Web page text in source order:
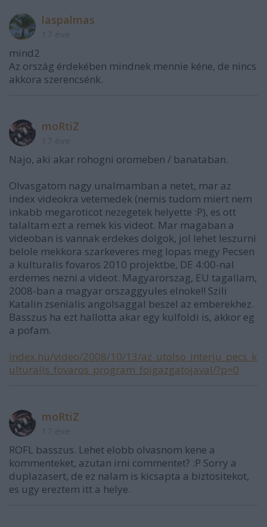
laspalmas
mind2
Az ország érdekében mindnek mennie kéne, de nincs
akkora szerencsénk.
moRtiZ
Najo, aki akar rohogni oromeben / banataban.
Olvasgatom nagy unalmamban a netet, mar az
index videokra vetemedek (nemis tudom miert nem
inkabb megaroticot nezegetek helyette :P), es ott
talaltam ezt a remek kis videot. Mar magaban a
videoban is vannak erdekes dolgok, jol lehet leszurni
belole mekkora szarkeveres meg lopas megy Pecsen
a kulturalis fovaros 2010 projektbe, DE 4:00-nal
erdemes nezni a videot. Magyarorszag, EU tagallam,
2008-ban a magyar orszaggyules elnoke!! Szili
Katalin zsenialis angolsaggal beszel az emberekhez.
Basszus ha ezt hallotta akar egy kulfoldi is, akkor eg
a pofam.
index.hu/video/2008/10/13/az_utolso_interju_pecs_k
ulturalis_fovaros_program_foigazgatojaval/?p=0
moRtiZ
ROFL basszus. Lehet elobb olvasnom kene a
kommenteket, azutan irni commentet? :P Sorry a
duplazasert, de ez nalam is kicsapta a biztositekot,
es ugy ereztem itt a helye.